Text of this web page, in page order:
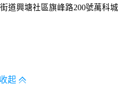
道興塘社區旗峰路200號萬科城
收起